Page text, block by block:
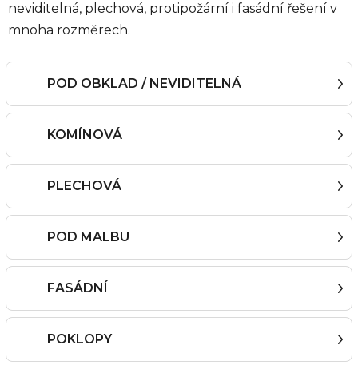
neviditelná, plechová, protipožární i fasádní řešení v
mnoha rozměrech.
POD OBKLAD / NEVIDITELNÁ
KOMÍNOVÁ
PLECHOVÁ
POD MALBU
FASÁDNÍ
POKLOPY